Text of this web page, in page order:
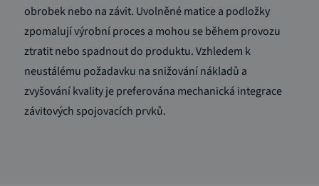
obrobek nebo na závit. Uvolněné matice a podložky
zpomalují výrobní proces a mohou se během provozu
ztratit nebo spadnout do produktu.Vzhledem k
neustálému požadavku na snižování nákladů a
zvyšování kvality je preferována mechanická integrace
závitových spojovacích prvků.